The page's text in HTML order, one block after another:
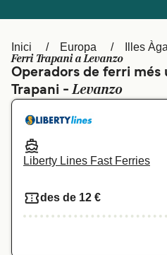
Ελλάδα
Polska
Schweiz (DE)
Inici Europa Illes
Ferri Trapani a Levanzo
Operadors de ferri més
Trapani -Levanzo
Liberty Lines Fast Ferries
des de 12 €